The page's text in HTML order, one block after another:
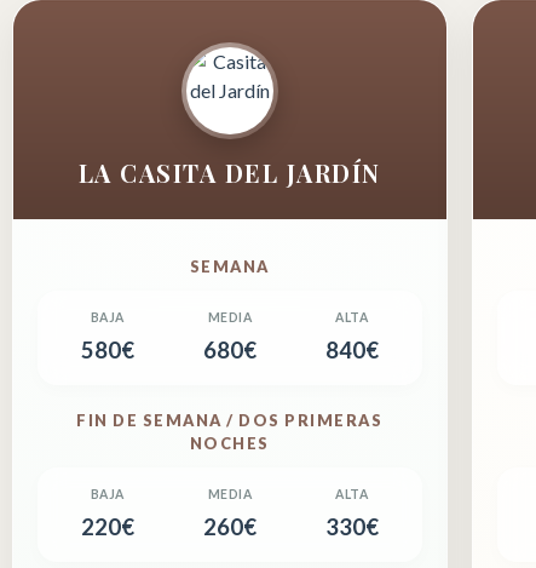
LA CASITA DEL JARDÍN
SEMANA
580€ 680€ 840€
FIN DE SEMANA / DOS PRIMERAS
NOCHES
220€ 260€ 330€